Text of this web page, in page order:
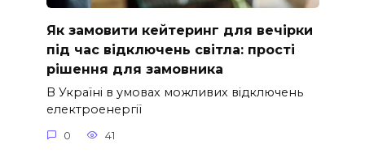
Як замовити кейтеринг для вечірки
під час відключень світла: прості
рішення для замовника
В Україні в умовах можливих відключень
електроенергії
0 41